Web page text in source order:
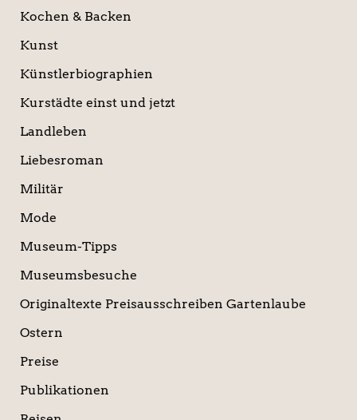
Kochen & Backen
Kunst
Künstlerbiographien
Kurstädte einst und jetzt
Landleben
Liebesroman
Militär
Mode
Museum-Tipps
Museumsbesuche
Originaltexte Preisausschreiben Gartenlaube
Ostern
Preise
Publikationen